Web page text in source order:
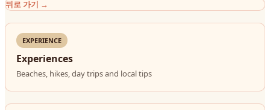
뒤로 가기 →
EXPERIENCE
Experiences
Beaches, hikes, day trips and local tips